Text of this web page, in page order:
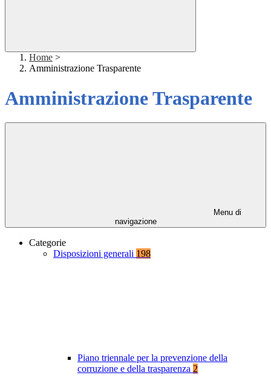
Home >
Amministrazione Trasparente
Amministrazione Trasparente
Menu di
navigazione
Categorie
Disposizioni generali 198
Piano triennale per la prevenzione della
corruzione e della trasparenza 2